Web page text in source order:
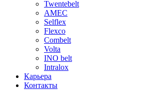
Twentebelt
АMEC
Selflex
Flexco
Combelt
Volta
INO belt
Intralox
Карьера
Контакты